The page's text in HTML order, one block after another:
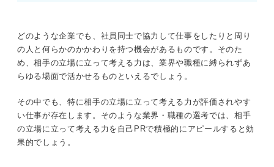
どのような企業でも、社員同士で協力して仕事をしたりと周り
の人と何らかのかかわりを持つ機会があるものです。そのた
め、相手の立場に立って考える力は、業界や職種に縛られずあ
らゆる場面で活かせるものといえるでしょう。
その中でも、特に相手の立場に立って考える力が評価されやす
い仕事が存在します。そのような業界・職種の選考では、相手
の立場に立って考える力を自己PRで積極的にアピールすると効
果的でしょう。